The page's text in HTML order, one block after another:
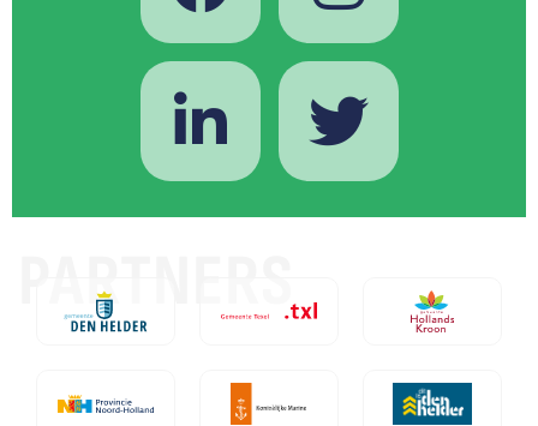
PARTNERS